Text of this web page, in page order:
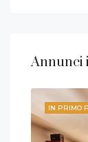
Annunci
IN PRIMO